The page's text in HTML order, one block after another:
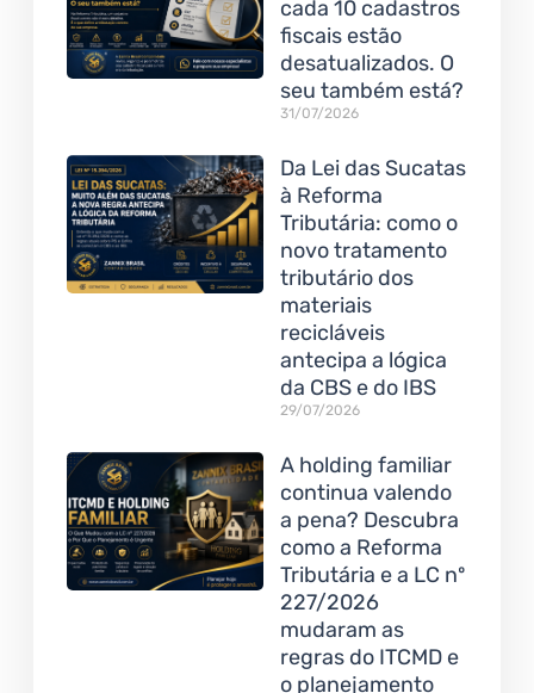
cada 10 cadastros
fiscais estão
desatualizados. O
seu também está?
31/07/2026
Da Lei das Sucatas
à Reforma
Tributária: como o
novo tratamento
tributário dos
materiais
recicláveis
antecipa a lógica
da CBS e do IBS
29/07/2026
A holding familiar
continua valendo
a pena? Descubra
como a Reforma
Tributária e a LC nº
227/2026
mudaram as
regras do ITCMD e
o planejamento